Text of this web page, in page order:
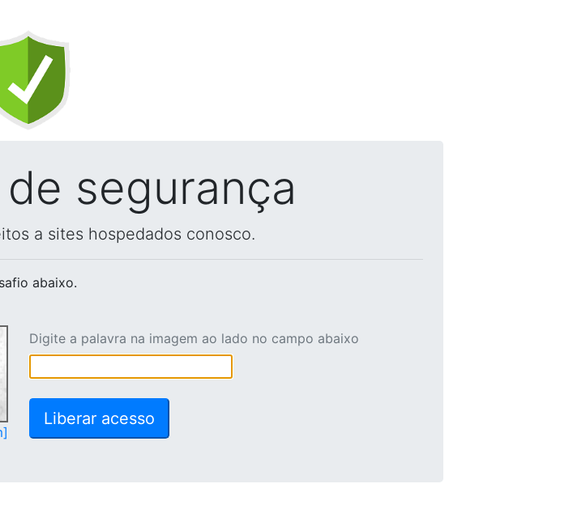
segurança
a sites hospedados conosco.
abaixo.
Digite a palavra na imagem ao lado no campo abaixo